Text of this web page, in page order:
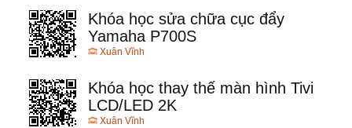
Khóa học sửa chữa cục đẩy
Yamaha P700S
Xuân Vĩnh
Khóa học thay thế màn hình Tivi
LCD/LED 2K
Xuân Vĩnh